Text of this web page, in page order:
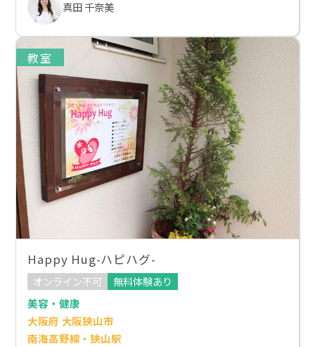
真田 千奈美
教室
Happy Hug-ハピハグ-
オンライン不可
無料体験あり
美容・健康
大阪府 大阪狭山市
南海高野線・狭山駅